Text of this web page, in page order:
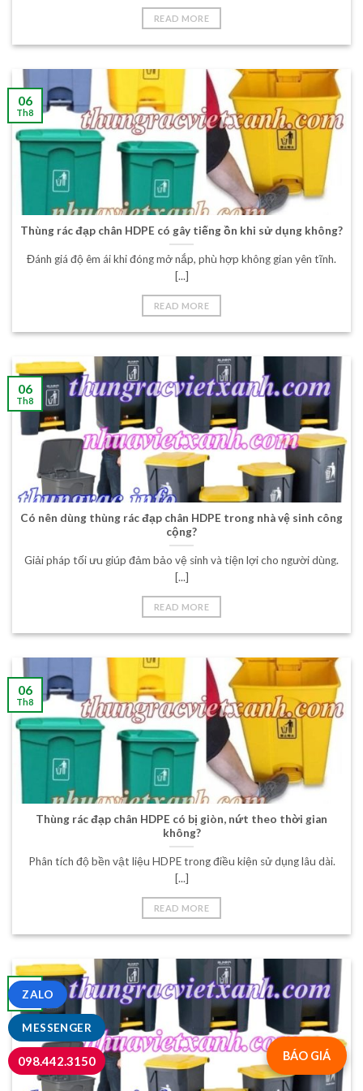
READ MORE
Thùng rác đạp chân HDPE có gây tiếng ồn khi sử dụng không?
Đánh giá độ êm ái khi đóng mở nắp, phù hợp không gian yên tĩnh.
[...]
READ MORE
06
Th8
Có nên dùng thùng rác đạp chân HDPE trong nhà vệ sinh công
cộng?
Giải pháp tối ưu giúp đảm bảo vệ sinh và tiện lợi cho người dùng.
[...]
READ MORE
06
Th8
Thùng rác đạp chân HDPE có bị giòn, nứt theo thời gian
không?
Phân tích độ bền vật liệu HDPE trong điều kiện sử dụng lâu dài.
[...]
READ MORE
06
Th8
06
Th8
BÁO GIÁ
MESSENGER
ZALO
098.442.3150